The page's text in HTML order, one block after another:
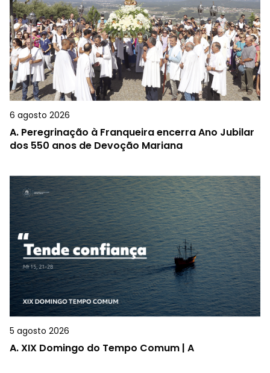
6 agosto 2026
A. Peregrinação à Franqueira encerra Ano Jubilar
dos 550 anos de Devoção Mariana
5 agosto 2026
A.XIX Domingo do Tempo Comum | A